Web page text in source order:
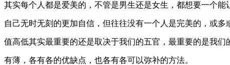
其实每个人都是爱美的，不管是男生还是女生，都想要一个能
自己无时无刻的更加自信，但往往没有一个人是完美的，或
值高低其实最重要的还是取决于我们的五官，最重要的是我们
有薄，各有各的优缺点，也各有各可以弥补的方法。